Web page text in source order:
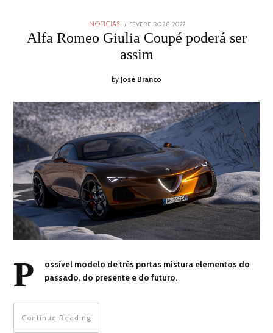
NOTICIAS
POSTED
ON
FEVEREIRO 28, 2022
2022
Alfa Romeo Giulia Coupé poderá ser
assim
by José Branco
P
ossível modelo de três portas mistura elementos do
passado, do presente e do futuro.
Continue Reading